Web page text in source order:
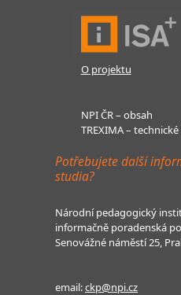
O projektu
NPI ČR – obsah
TREXIMA –
Potřebujete další
studia?
Národní pedagogický
informačně poradenská
Senovážné náměstí 25,
email:ckp@npi.cz